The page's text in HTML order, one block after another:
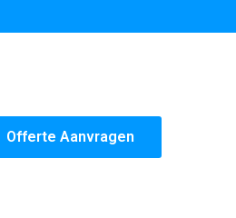
Offerte Aanvragen